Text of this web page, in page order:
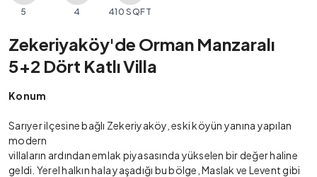
5 4 410 SQFT
Zekeriyaköy'de Orman Manzaralı
5+2 Dört Katlı Villa
Konum
Sarıyer ilçesine bağlı Zekeriyaköy, eski köyün yanına yapılan
modern
villaların ardından emlak piyasasında yükselen bir değer haline
geldi. Yerel halkın hala yaşadığı bu bölge, Maslak ve Levent gibi